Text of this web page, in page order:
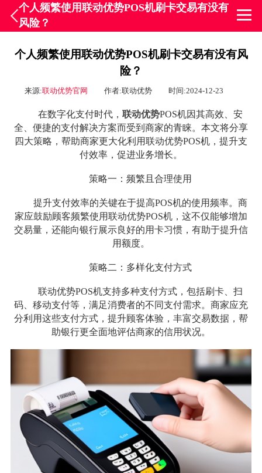
个人频繁使用联动优势POS机刷卡交易有没有
风险？
个人频繁使用联动优势POS机刷卡交易有没有风
险？
来源:联动优势官网 作者:联动优势 时间:2024-12-23
在数字化支付时代， 联动优势POS机因其高效、安
全、便捷的支付解决方案而受到商家的青睐。本文将分享
四大策略，帮助商家更大化利用联动优势POS机，提升支
付效率，促进业务增长。
策略一：频繁且合理使用
提升支付效率的关键在于提高POS机的使用频率。商
家应鼓励顾客频繁使用联动优势POS机，这不仅能够增加
交易量，还能向银行展示良好的用卡习惯，有助于提升信
用额度。
策略二：多样化支付方式
联动优势POS机支持多种支付方式，包括刷卡、扫
码、移动支付等，满足消费者的不同支付需求。商家应充
分利用这些支付方式，提升顾客体验，丰富交易数据，帮
助银行更全面地评估商家的信用状况。